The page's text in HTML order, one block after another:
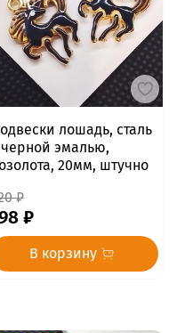
лошадь, сталь
черной эмалью,
20мм, штучно
₽
₽
В корзину